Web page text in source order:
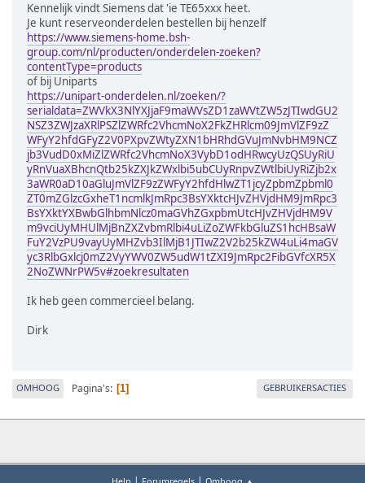
Kennelijk vindt Siemens dat 'ie TE65xxx heet.
Je kunt reserveonderdelen bestellen bij henzelf
https://www.siemens-home.bsh-
group.com/nl/producten/onderdelen-zoeken?
contentType=products
of bij Uniparts
https://unipart-onderdelen.nl/zoeken/?
serialdata=ZWVkX3NlYXJjaF9maWVsZD1zaWVtZW5zJTIwdGU2
NSZ3ZWJzaXRlPSZlZWRfc2VhcmNoX2FkZHRlcm09JmVlZF9zZ
WFyY2hfdGFyZ2V0PXpvZWtyZXN1bHRhdGVuJmNvbHM9NCZ
jb3VudD0xMiZlZWRfc2VhcmNoX3VybD1odHRwcyUzQSUyRiU
yRnVuaXBhcnQtb25kZXJkZWxlbi5ubCUyRnpvZWtlbiUyRiZjb2x
3aWR0aD10aGluJmVlZF9zZWFyY2hfdHlwZT1jcyZpbmZpbml0
ZT0mZGlzcGxheT1ncmlkJmRpc3BsYXktcHJvZHVjdHM9JmRpc3
BsYXktYXBwbGlhbmNlcz0maGVhZGxpbmUtcHJvZHVjdHM9V
m9vciUyMHUlMjBnZXZvbmRlbi4uLiZoZWFkbGluZS1hcHBsaW
FuY2VzPU9vayUyMHZvb3IlMjB1JTIwZ2V2b25kZW4uLi4maGV
yc3RlbGxlcj0mZ2VyYWV0ZW5udW1tZXI9JmRpc2FibGVfcXR5X
2NoZWNrPW5v#zoekresultaten
Ik heb geen commercieel belang.
Dirk
OMHOOG Pagina's 1 GEBRUIKERSACTIES